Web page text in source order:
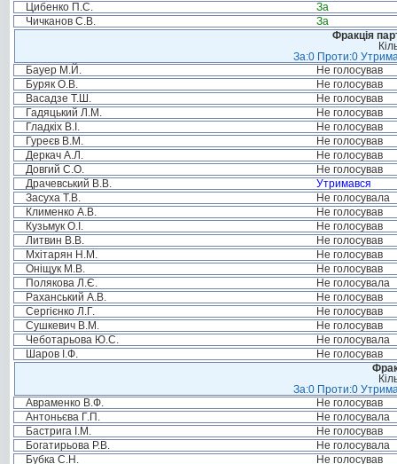
Цибенко П.С.
За
Чичканов С.В.
За
Фракція
За:0 Проти:0
Бауер М.Й.
Не голосував
Буряк О.В.
Не голосував
Васадзе Т.Ш.
Не голосував
Гадяцький Л.М.
Не голосував
Гладкіх В.І.
Не голосував
Гуреєв В.М.
Не голосував
Деркач А.Л.
Не голосував
Довгий С.О.
Не голосував
Драчевський В.В.
Утримався
Засуха Т.В.
Не голосувала
Клименко А.В.
Не голосував
Кузьмук О.І.
Не голосував
Литвин В.В.
Не голосував
Мхітарян Н.М.
Не голосував
Оніщук М.В.
Не голосував
Полякова Л.Є.
Не голосувала
Раханський А.В.
Не голосував
Сергієнко Л.Г.
Не голосував
Сушкевич В.М.
Не голосував
Чеботарьова Ю.С.
Не голосувала
Шаров І.Ф.
Не голосував
За:0 Проти:0
Авраменко В.Ф.
Не голосував
Антоньєва Г.П.
Не голосувала
Бастрига І.М.
Не голосував
Богатирьова Р.В.
Не голосувала
Бубка С.Н.
Не голосував